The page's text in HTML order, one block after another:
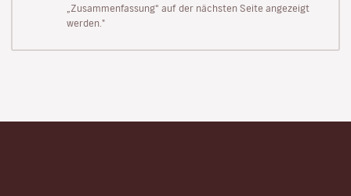
„Zusammenfassung“ auf der nächsten Seite angezeigt
werden."